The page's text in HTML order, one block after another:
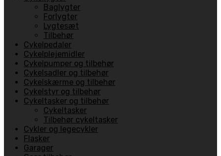
Baglygter
Forlygter
Lygtesæt
Tilbehør
Cykelpedaler
Cykelplejemidler
Cykelpumper og tilbehør
Cykelsadler og tilbehør
Cykelskærme og tilbehør
Cykelstyr og tilbehør
Cykeltasker og tilbehør
Cykeltasker
Tilbehør cykeltasker
Cykler og legecykler
Flasker
Garager